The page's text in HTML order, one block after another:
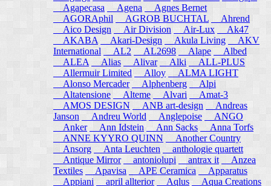
Agapecasa
Agena
Agnes Bernet
AGORAphil
AGROB BUCHTAL
Ahrend
Aico Design
Air Division Air-Lux
Ak47
AKABA
Akari-Design Akula Living
AKV
International
AL2 AL2698 Alape
Albed
ALEA
Alias Alivar Alki
ALL-PLUS
Allermuir Limited
Alloy
ALMA LIGHT
Alonso Mercader
Alphenberg
Alpi
Altatensione
Alteme Alvari
Amat-3
AMOS DESIGN
ANB art-design
Andreas
Janson
Andreu World Anglepoise
ANGO
Anker
Ann Idstein Ann Sacks
Anna Torfs
ANNE KYYRO QUINN
Another Country
Ansorg
Anta Leuchten
anthologie quartett
Antique Mirror
antoniolupi antrax it
Anzea
Textiles
Apavisa APE Ceramica
Apparatus
Appiani
april allterior Aqlus Aqua Creations